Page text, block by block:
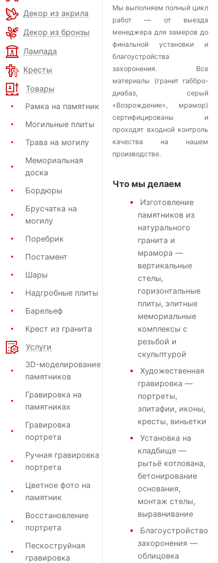
Декор из акрила
Декор из бронзы
Лампада
Кресты
Товары
Рамка на памятник
Могильные плиты
Трава на могилу
Мемориальная
доска
Бордюры
Брусчатка на
могилу
Поребрик
Постамент
Шары
Надгробные плиты
Барельеф
Крест из гранита
Услуги
3D-моделирование
памятников
Гравировка на
памятниках
Гравировка
портрета
Ручная гравировка
портрета
Цветное фото на
памятник
Восстановление
портрета
Пескоструйная
гравировка
Мы выполняем полный цикл
работ — от выезда
менеджера для замеров до
финальной установки и
благоустройства
захоронения. Все
материалы (гранит габбро-
диабаз, серый
«Возрождение», мрамор)
сертифицированы и
проходят входной контроль
качества на нашем
производстве.
Что мы делаем
Изготовление
памятников из
натурального
гранита и
мрамора —
вертикальные
стелы,
горизонтальные
плиты, элитные
мемориальные
комплексы с
резьбой и
скульптурой
Художественная
гравировка —
портреты,
эпитафии, иконы,
кресты, виньетки
Установка на
кладбище —
рытьё котлована,
бетонирование
основания,
монтаж стелы,
выравнивание
Благоустройство
захоронения —
облицовка